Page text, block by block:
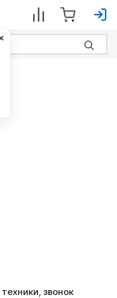
звонок